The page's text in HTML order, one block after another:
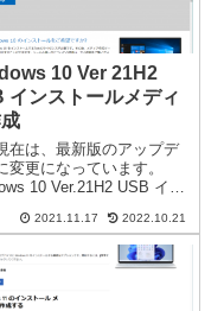
10 Ver 21H2
インストールメディ
在は、最新版のアップデ
変更になっています。
10 Ver.21H2 USB イン
11/17Windows 10 Ver 21H2
プデートが可能になりま
通常のアッ...
2021.11.17 2022.10.21